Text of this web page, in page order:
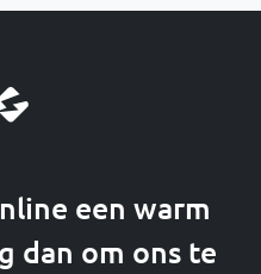
een warm
dan om ons te